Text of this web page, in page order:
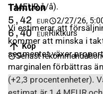
1 MEUR å/å).
Vi estimerar att
kommer att minska i
segmentet växer
marginalen förbättras
(+2,3 procentenheter).
Tamtron
5,42 EUR 2/27/26,
6,40 EURRiktkurs
Köp
Senast